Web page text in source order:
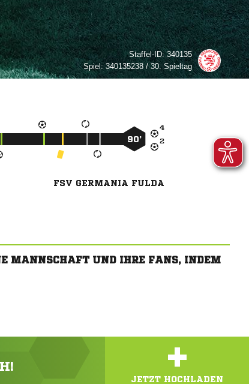
Staffel-ID:340135
Spiel:340135238 / 30. Spieltag


90’
FSV GERMANIA FULDA
MANNSCHAFT UND IHRE FANS, INDEM
+
JETZT HOCHLADEN